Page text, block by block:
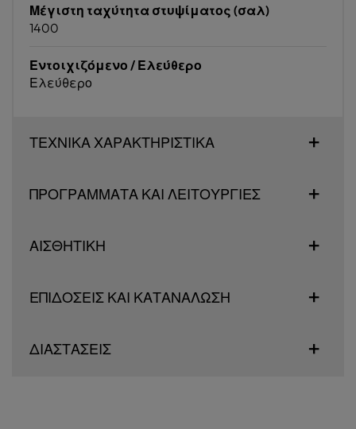
Μέγιστη ταχύτητα στυψίματος (σαλ)
1400
Εντοιχιζόμενο / Ελεύθερο
Ελεύθερο
ΤΕΧΝΙΚΑ ΧΑΡΑΚΤΗΡΙΣΤΙΚΑ
ΠΡΟΓΡΑΜΜΑΤΑ ΚΑΙ ΛΕΙΤΟΥΡΓΙΕΣ
ΑΙΣΘΗΤΙΚΗ
ΕΠΙΔΟΣΕΙΣ ΚΑΙ ΚΑΤΑΝΑΛΩΣΗ
ΔΙΑΣΤΑΣΕΙΣ